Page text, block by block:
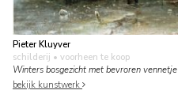
Pieter Kluyver
schilderij • voorheen te koop
Winters bosgezicht met bevroren vennetje
bekijk kunstwerk